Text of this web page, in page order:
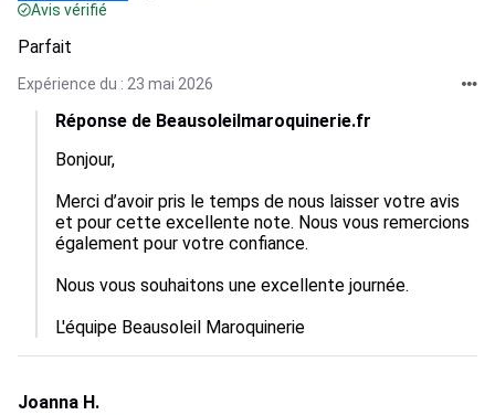
Avis vérifié
Parfait
Expérience du : 23 mai 2026
Réponse de Beausoleilmaroquinerie.fr
Bonjour,
Merci d’avoir pris le temps de nous laisser votre avis
et pour cette excellente note. Nous vous remercions
également pour votre confiance.
Nous vous souhaitons une excellente journée.
L'équipe Beausoleil Maroquinerie
Joanna H.